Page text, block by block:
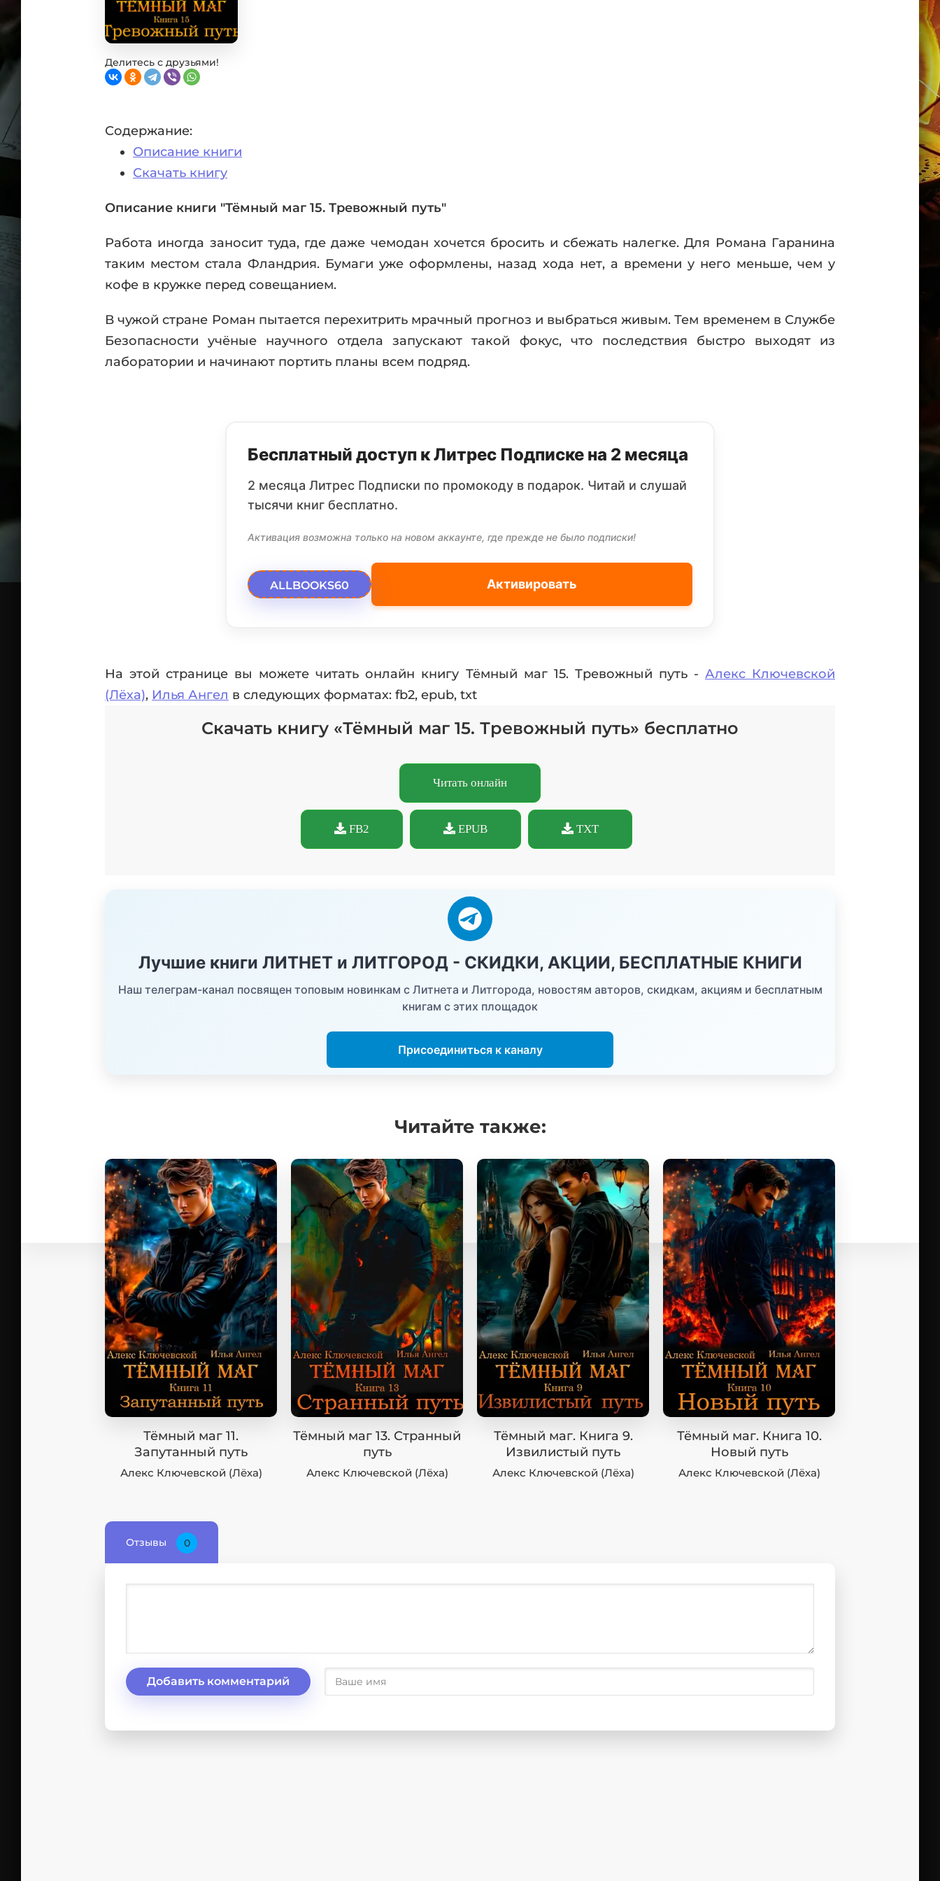
Делитесь с друзьями!
Содержание:
Описание книги
Скачать книгу
Описание книги "Тёмный маг 15. Тревожный путь"
Работа иногда заносит туда, где даже чемодан хочется бросить и сбежать налегке. Для Романа Гаранина
таким местом стала Фландрия. Бумаги уже оформлены, назад хода нет, а времени у него меньше, чем у
кофе в кружке перед совещанием.
В чужой стране Роман пытается перехитрить мрачный прогноз и выбраться живым. Тем временем в Службе
Безопасности учёные научного отдела запускают такой фокус, что последствия быстро выходят из
лаборатории и начинают портить планы всем подряд.
Бесплатный доступ к Литрес Подписке на 2 месяца
2 месяца Литрес Подписки по промокоду в подарок. Читай и слушай
тысячи книг бесплатно.
Активация возможна только на новом аккаунте, где прежде не было подписки!
ALLBOOKS60 Активировать
На этой странице вы можете читать онлайн книгу Тёмный маг 15. Тревожный путь - Алекс Ключевской
(Лёха), Илья Ангел в следующих форматах: fb2, epub, txt
Скачать книгу «Тёмный маг 15. Тревожный путь» бесплатно
Читать онлайн
FB2 EPUB TXT
Лучшие книги ЛИТНЕТ и ЛИТГОРОД - СКИДКИ, АКЦИИ, БЕСПЛАТНЫЕ КНИГИ
Наш телеграм-канал посвящен топовым новинкам с Литнета и Литгорода, новостям авторов, скидкам, акциям и бесплатным
книгам с этих площадок
Присоединиться к каналу
Читайте также:
Тёмный маг 11.
Запутанный путь
Алекс Ключевской (Лёха)
Тёмный маг 13. Странный
путь
Алекс Ключевской (Лёха)
Тёмный маг. Книга 9.
Извилистый путь
Алекс Ключевской (Лёха)
Тёмный маг. Книга 10.
Новый путь
Алекс Ключевской (Лёха)
Отзывы 0
Добавить комментарий